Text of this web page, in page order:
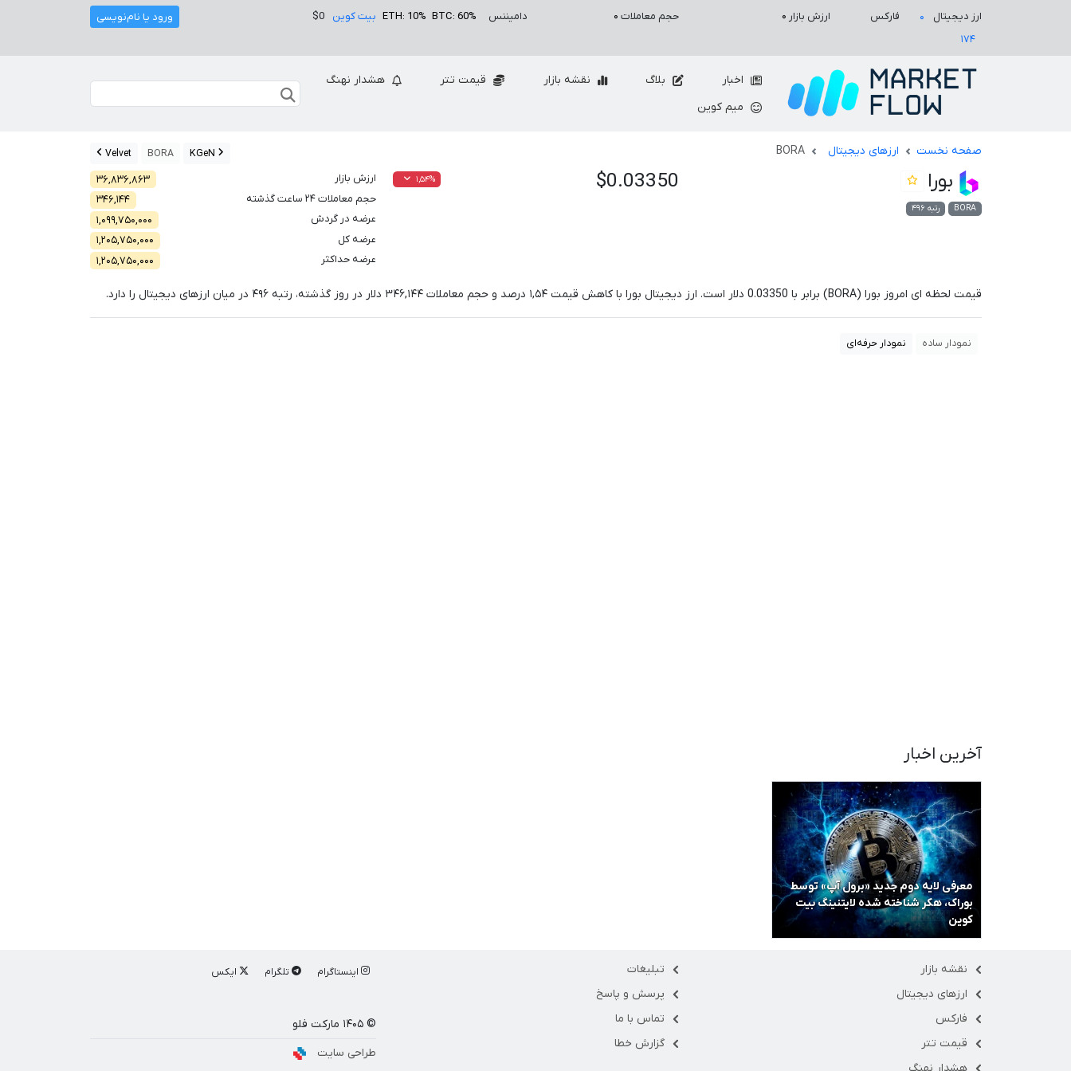
ارز دیجیتال ۰
فارکس
۱۷۴
ارزش بازار ۰ حجم معاملات ۰ دامیننس BTC: 60%
ETH: 10% بیت کوین $0 ورود یا نام‌نویسی
اخبار بلاگ نقشه بازار قیمت تتر
هشدار نهنگ
میم کوین
صفحه نخست ارزهای دیجیتال BORA
BORA
Velvet
بورا
BORA رتبه ۴۹۶
$0.03350 ۱,۵۴% ارزش بازار
۳۶,۸۳۶,۸۶۳
حجم معاملات ۲۴ ساعت گذشته
۳۴۶,۱۴۴
عرضه در گردش
۱,۰۹۹,۷۵۰,۰۰۰
عرضه کل
۱,۲۰۵,۷۵۰,۰۰۰
عرضه حداکثر
۱,۲۰۵,۷۵۰,۰۰۰
قیمت لحظه ای امروز بورا (BORA) برابر با 0.03350 دلار است. ارز دیجیتال بورا با کاهش قیمت۱,۵۴ درصد و حجم معاملات۳۴۶,۱۴۴ دلار در روز گذشته، رتبه۴۹۶ در میان ارزهای دیجیتال را دارد.
نمودار ساده نمودار حرفه‌ای
آخرین اخبار
معرفی لایه دوم جدید «برول آپ» توسط
بوراک، هکر شناخته شده لایتنینگ بیت
کوین
نقشه بازار
ارزهای دیجیتال
فارکس
قیمت تتر
تبلیغات
پرسش و پاسخ
تماس با ما
گزارش خطا
اینستاگرام تلگرام ایکس
© ۱۴۰۵ مارکت فلو
طراحی سایت